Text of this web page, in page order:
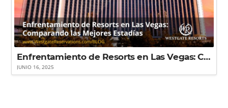
Enfrentamiento de Resorts en Las Vegas: Comparando los Mejores Lugares por Habitaciones, Servicios, Restaurantes y Más
JUNIO 16, 2025